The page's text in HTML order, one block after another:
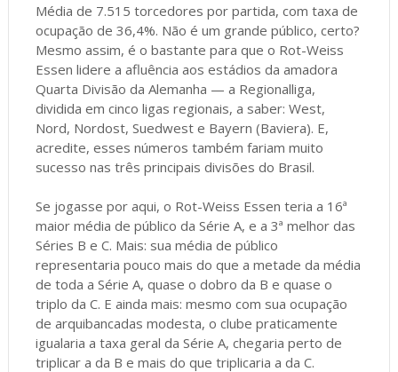
Média de 7.515 torcedores por partida, com taxa de
ocupação de 36,4%. Não é um grande público, certo?
Mesmo assim, é o bastante para que o Rot-Weiss
Essen lidere a afluência aos estádios da amadora
Quarta Divisão da Alemanha — a Regionalliga,
dividida em cinco ligas regionais, a saber: West,
Nord, Nordost, Suedwest e Bayern (Baviera). E,
acredite, esses números também fariam muito
sucesso nas três principais divisões do Brasil.
Se jogasse por aqui, o Rot-Weiss Essen teria a 16ª
maior média de público da Série A, e a 3ª melhor das
Séries B e C. Mais: sua média de público
representaria pouco mais do que a metade da média
de toda a Série A, quase o dobro da B e quase o
triplo da C. E ainda mais: mesmo com sua ocupação
de arquibancadas modesta, o clube praticamente
igualaria a taxa geral da Série A, chegaria perto de
triplicar a da B e mais do que triplicaria a da C.